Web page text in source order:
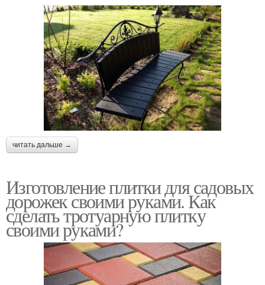
читать дальше →
Изготовление плитки для садовых
дорожек своими руками. Как
сделать тротуарную плитку
своими руками?